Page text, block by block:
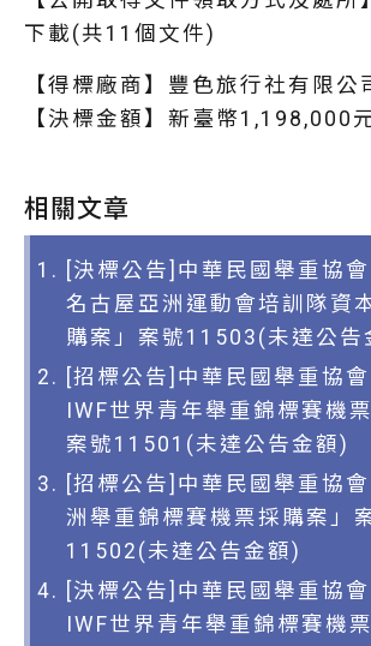
下載(共11個文件)
【得標廠商】豐色旅行社有限公
【決標金額】新臺幣1,198,000
相關文章
[決標公告]中華民國舉重協
名古屋亞洲運動會培訓隊資
購案」案號11503(未達公告
[招標公告]中華民國舉重協
IWF世界青年舉重錦標賽機
案號11501(未達公告金額)
[招標公告]中華民國舉重協
洲舉重錦標賽機票採購案」
11502(未達公告金額)
[決標公告]中華民國舉重協
IWF世界青年舉重錦標賽機